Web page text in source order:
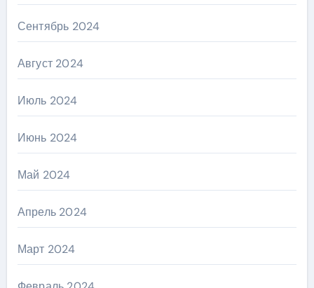
Сентябрь 2024
Август 2024
Июль 2024
Июнь 2024
Май 2024
Апрель 2024
Март 2024